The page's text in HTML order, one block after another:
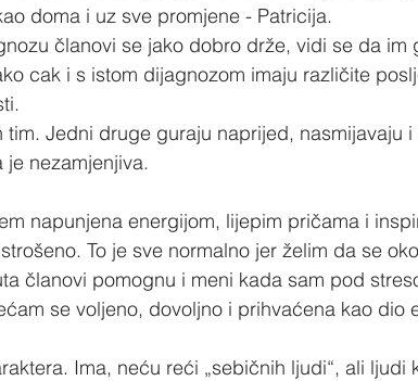
doma i uz sve promjene - Patricija.
članovi se jako dobro drže, vidi se da im
cak i s istom dijagnozom imaju različite
tim. Jedni druge guraju naprijed, nasmijavaju
je nezamjenjiva.
napunjena energijom, lijepim pričama i
To je sve normalno jer želim da se
članovi pomognu i meni kada sam pod
se voljeno, dovoljno i prihvaćena kao dio
Ima, neću reći „sebičnih ljudi“, ali ljudi